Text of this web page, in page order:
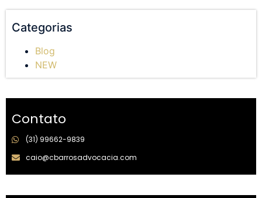
Categorias
Blog
NEW
Contato
(31) 99662-9839
caio@cbarrosadvocacia.com